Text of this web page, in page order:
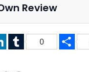
Review
LinkedInTumblr
0